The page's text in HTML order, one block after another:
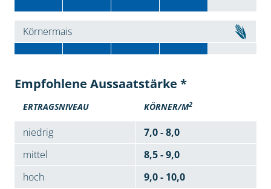
Körnermais
Empfohlene Aussaatstärke *
ERTRAGSNIVEAU KÖRNER/M2
niedrig
7,0 - 8,0
mittel
8,5 - 9,0
hoch
9,0 - 10,0